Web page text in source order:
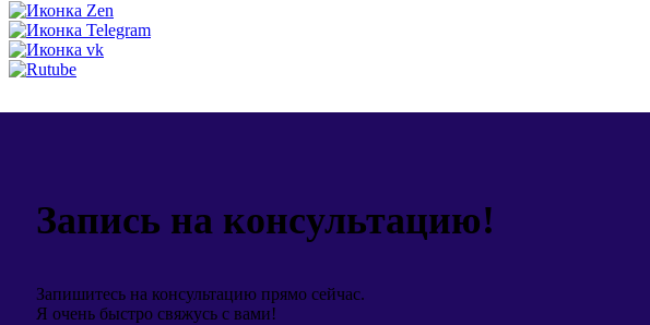
Запись на консультацию!
Запишитесь на консультацию прямо сейчас.
Я очень быстро свяжусь с вами!